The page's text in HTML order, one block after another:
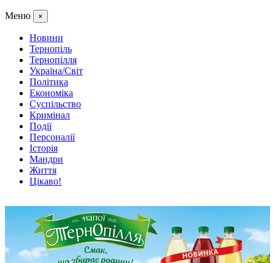
Меню ×
Новини
Тернопіль
Тернопілля
Україна/Світ
Політика
Економіка
Суспільство
Кримінал
Події
Персоналії
Історія
Мандри
Життя
Цікаво!